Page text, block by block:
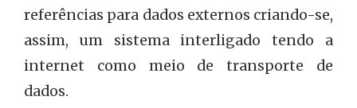
referências para dados externos criando-se,
assim, um sistema interligado tendo a
internet como meio de transporte de
dados.